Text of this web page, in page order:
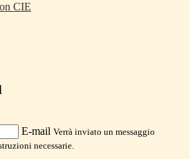
CIE
E-mail Verrà inviato un messaggio
necessarie.